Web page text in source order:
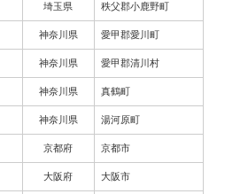
埼玉県 秩父郡小鹿野町
神奈川県 愛甲郡愛川町
神奈川県 愛甲郡清川村
神奈川県 真鶴町
神奈川県 湯河原町
京都府 京都市
大阪府 大阪市